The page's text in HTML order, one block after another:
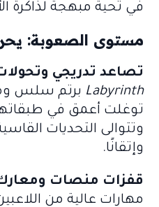
في تحية مبهجة لذاكرة
مستوى الصعوبة:
تصاعد تدريجي
Labyrinth برتم سلس
توغلت أعمق في
وتتوالى التحديات
وإتقانًا.
قفزات منصات
مهارات عالية من